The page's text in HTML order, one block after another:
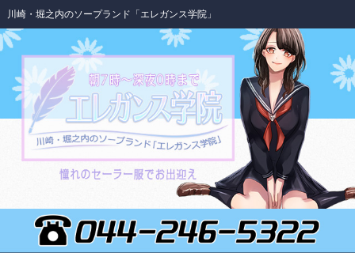
川崎・堀之内のソープランド「エレガンス学院」